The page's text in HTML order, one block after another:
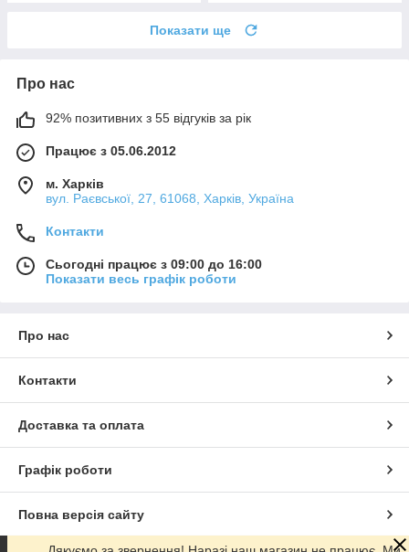
Показати ще
Про нас
92% позитивних з 55 відгуків за рік
Працює з 05.06.2012
м. Харків
вул. Раєвської, 27, 61068, Харків, Україна
Контакти
Сьогодні працює з 09:00 до 16:00
Показати весь графік роботи
Про нас
Контакти
Доставка та оплата
Графік роботи
Повна версія сайту